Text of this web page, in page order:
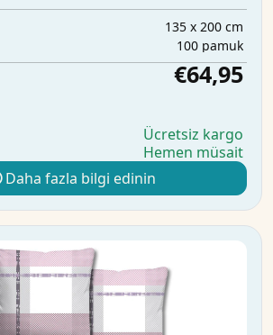
135 x 200 cm
100 pamuk
€64,95
Ücretsiz kargo
Hemen müsait
Daha fazla bilgi edinin